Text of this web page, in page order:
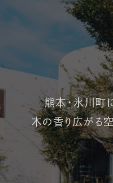
熊本・氷川町
木の香り広がる